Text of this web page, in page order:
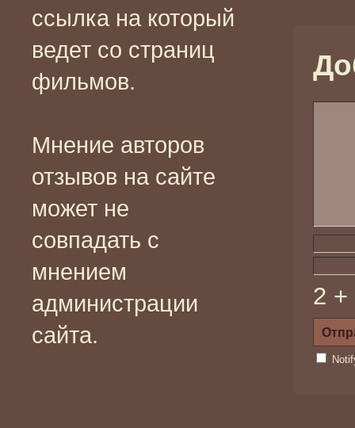
ссылка на который
ведет со страниц
фильмов.
Мнение авторов
отзывов на сайте
может не
совпадать с
мнением
администрации
сайта.
2 +